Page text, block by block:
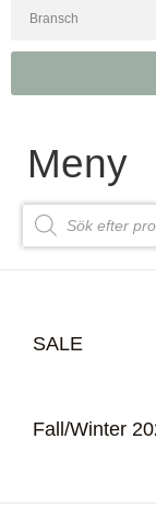
Meny
SALE
Fall/Winter